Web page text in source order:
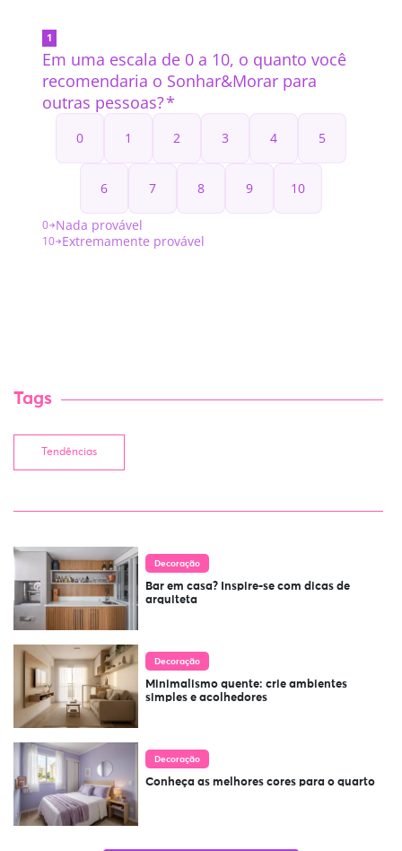
Tags
Tendências
Decoração
Bar em casa? Inspire-se com dicas de
arquiteta
Decoração
Minimalismo quente: crie ambientes
simples e acolhedores
Decoração
Conheça as melhores cores para o quarto